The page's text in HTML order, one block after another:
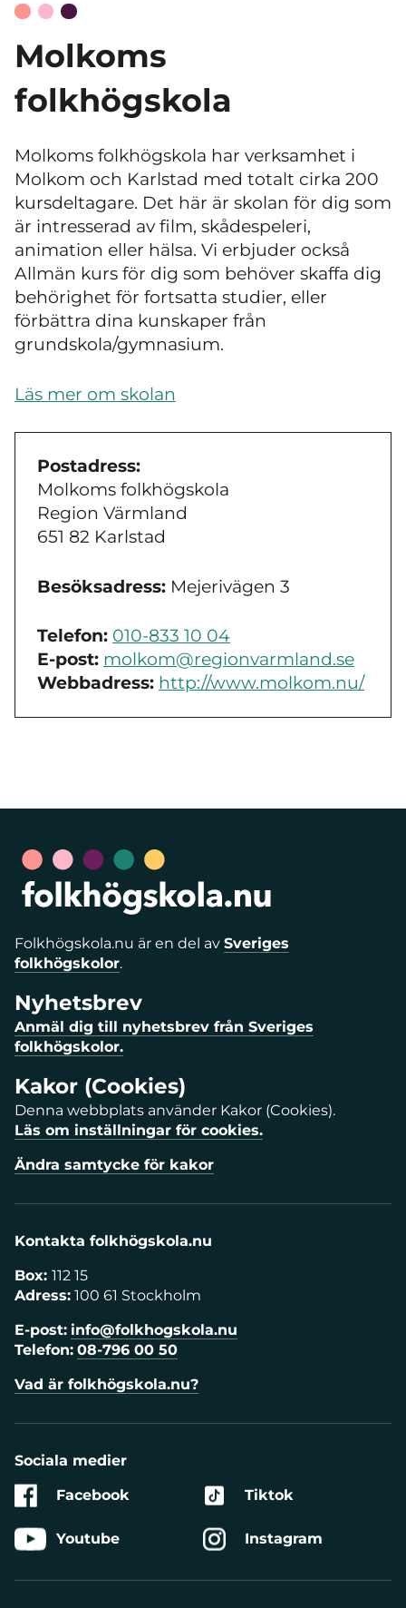
Molkoms
folkhögskola
Molkoms folkhögskola har verksamhet i
Molkom och Karlstad med totalt cirka 200
kursdeltagare. Det här är skolan för dig som
är intresserad av film, skådespeleri,
animation eller hälsa. Vi erbjuder också
Allmän kurs för dig som behöver skaffa dig
behörighet för fortsatta studier, eller
förbättra dina kunskaper från
grundskola/gymnasium.
Läs mer om skolan
Postadress:
Molkoms folkhögskola
Region Värmland
651 82 Karlstad
Besöksadress: Mejerivägen 3
Telefon: 010-833 10 04
E-post: molkom@regionvarmland.se
Webbadress: http://www.molkom.nu/
Folkhögskola.nu är en del av Sveriges
folkhögskolor.
Nyhetsbrev
Anmäl dig till nyhetsbrev från Sveriges
folkhögskolor.
Kakor (Cookies)
Denna webbplats använder Kakor (Cookies).
Läs om inställningar för cookies.
Ändra samtycke för kakor
Kontakta folkhögskola.nu
Box: 112 15
Adress: 100 61 Stockholm
E-post: info@folkhogskola.nu
Telefon: 08-796 00 50
Vad är folkhögskola.nu?
Sociala medier
Facebook
Youtube
Tiktok
Instagram